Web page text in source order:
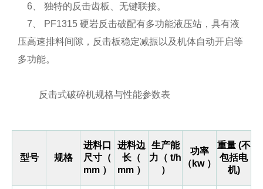
6、 独特的反击齿板、无键联接。
7、 PF1315 硬岩反击破配有多功能液压站，具有液
压高速排料间隙，反击板稳定减振以及机体自动开启等
多功能。
反击式破碎机规格与性能参数表
型号 规格
进料口
尺寸（
mm ）
进料边
长（
mm ）
生产能
力（ t/h
）
功率
（kw ）
重量 (不
包括电
机)